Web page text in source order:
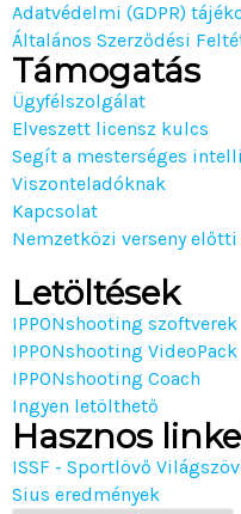
Adatvédelmi (GDPR)
Általános Szerződési
Támogatás
Ügyfélszolgálat
Elveszett licensz kulcs
Segít a mesterséges
Viszonteladóknak
Kapcsolat
Nemzetközi verseny
Letöltések
IPPONshooting szoftverek
IPPONshooting VideoPack
IPPONshooting Coach
Ingyen letölthető
Hasznos
ISSF - Sportlövő
Sius eredmények